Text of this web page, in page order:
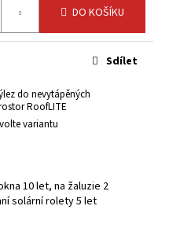
DO KOŠÍKU
do nevytápěných
RoofLITE
variantu
Sdílet
10 let, na žaluzie 2
solární rolety 5 let